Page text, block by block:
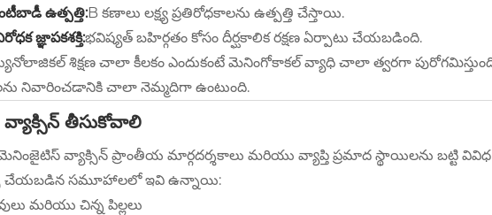
ఉత్పత్తి:B కణాలు లక్ష్య ప్రతిరోధకాలను ఉత్పత్తి చేస్తాయి.
జ్ఞాపకశక్తి:భవిష్యత్ బహిర్గతం కోసం దీర్ఘకాలిక రక్షణ ఏర్పాటు చేయబడింది.
శిక్షణ చాలా కీలకం ఎందుకంటే మెనింగోకాకల్ వ్యాధి చాలా త్వరగా
నివారించడానికి చాలా నెమ్మదిగా ఉంటుంది.
వ్యాక్సిన్ తీసుకోవాలి
వ్యాక్సిన్ ప్రాంతీయ మార్గదర్శకాలు మరియు వ్యాప్తి ప్రమాద స్థాయిలను బట్టి
చేయబడిన సమూహాలలో ఇవి ఉన్నాయి:
మరియు చిన్న పిల్లలు